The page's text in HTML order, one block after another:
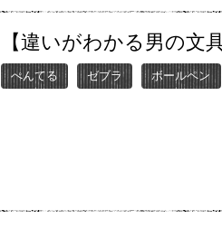
【違いがわかる男の
ぺんてる ゼブラ ボールペン